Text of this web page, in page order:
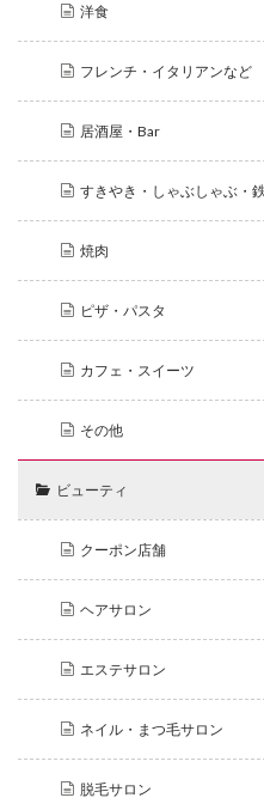
洋食
フレンチ・イタリアンなど
居酒屋・Bar
すきやき・しゃぶしゃぶ・
焼肉
ピザ・パスタ
カフェ・スイーツ
その他
ビューティ
クーポン店舗
ヘアサロン
エステサロン
ネイル・まつ毛サロン
脱毛サロン